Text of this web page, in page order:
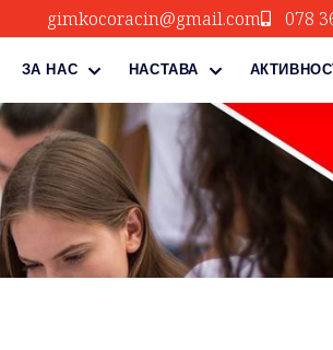
gimkocoracin@gmail.com 078
ЗА НАС НАСТАВА